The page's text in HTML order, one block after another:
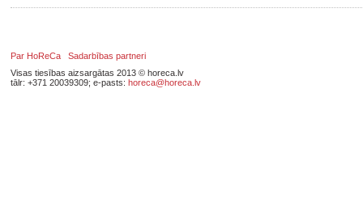
Par HoReCa
Sadarbības partneri
Visas tiesības aizsargātas 2013 © horeca.lv
tālr: +371 20039309; e-pasts: horeca@horeca.lv